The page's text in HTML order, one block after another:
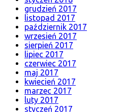
grudzień 2017
listopad 2017
październik 2017
wrzesień 2017
sierpień 2017
lipiec 2017
czerwiec 2017
maj 2017
kwiecień 2017
marzec 2017
luty 2017
styczeń 2017